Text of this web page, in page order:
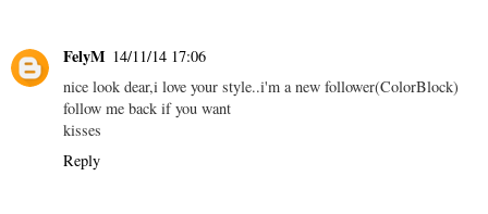
FelyM 14/11/14 17:06
nice look dear,i love your style..i'm a new follower(ColorBlock)
follow me back if you want
kisses
Reply